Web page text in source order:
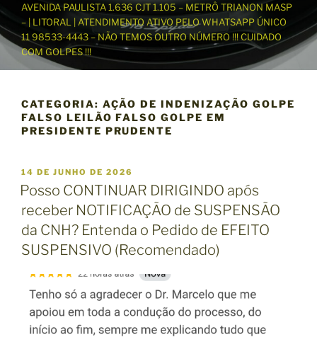
ú
d
AVENIDA PAULISTA 1.636 CJT 1.105 – METRÔ TRIANON MASP
– | LITORAL | ATENDIMENTO ATIVO PELO WHATSAPP ÚNICO
11 98533-4443 – NÃO TEMOS OUTRO NÚMERO !!! CUIDADO
COM GOLPES !!!
CATEGORIA: AÇÃO DE INDENIZAÇÃO GOLPE
FALSO LEILÃO FALSO GOLPE EM
PRESIDENTE PRUDENTE
P
U
B
L
C
A
14 DE JUNHO DE 2026
Posso CONTINUAR DIRIGINDO após
receber NOTIFICAÇÃO de SUSPENSÃO
da CNH? Entenda o Pedido de EFEITO
SUSPENSIVO (Recomendado)